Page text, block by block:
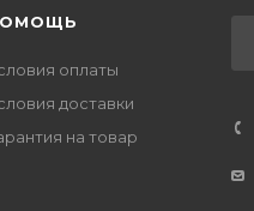
оплаты
доставки
на товар